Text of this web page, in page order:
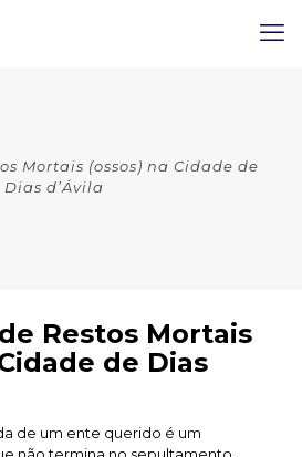
Mortais (ossos) na Cidade de
Dias d’Ávila
Restos Mortais
de Dias
de um ente querido é um